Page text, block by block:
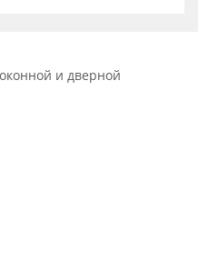
и дверной